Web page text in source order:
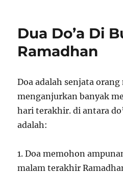
Bertemu
Dua Do’a Di
Ramadhan
Doa adalah senjata
menganjurkan banyak
hari terakhir. di antara
adalah:
1️. Doa memohon
malam terakhir